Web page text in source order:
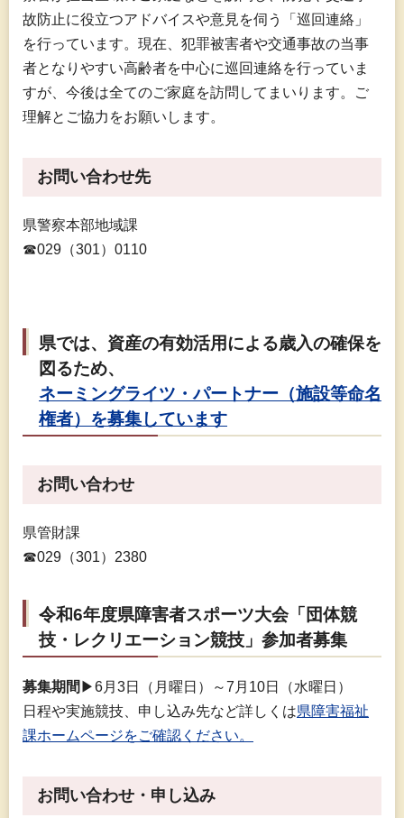
故防止に役立つアドバイスや意見を伺う「巡回連絡」
を行っています。現在、犯罪被害者や交通事故の当事
者となりやすい高齢者を中心に巡回連絡を行っていま
すが、今後は全てのご家庭を訪問してまいります。ご
理解とご協力をお願いします。
お問い合わせ先
県警察本部地域課
☎029（301）0110
県では、資産の有効活用による歳入の確保を
図るため、
ネーミングライツ・パートナー（施設等命名
権者）を募集しています
お問い合わせ
県管財課
☎029（301）2380
令和6年度県障害者スポーツ大会「団体競
技・レクリエーション競技」参加者募集
募集期間 ▶6月3日（月曜日）～7月10日（水曜日）
日程や実施競技、申し込み先など詳しくは県障害福祉
課ホームページをご確認ください。
お問い合わせ・申し込み